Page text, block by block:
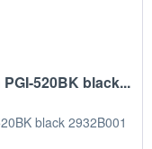
520BK black...
black 2932B001